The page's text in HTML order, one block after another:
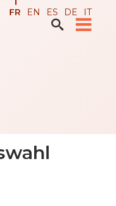

Recherche avancée…
FR EN ES DE IT